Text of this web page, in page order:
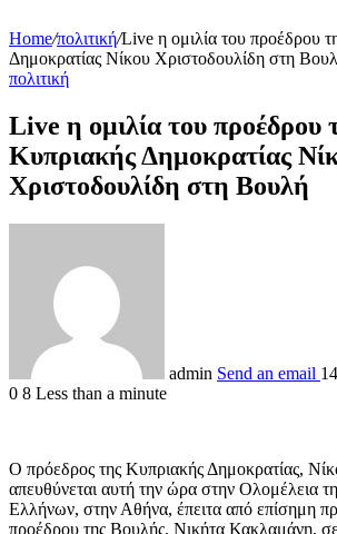
Home/πολιτική/Live η ομιλία του προέδρου
Δημοκρατίας Νίκου Χριστοδουλίδη στη
πολιτική
Live η ομιλία του προέδρου
Κυπριακής Δημοκρατίας
Χριστοδουλίδη στη Βουλή
admin Send an email
0 8 Less than a minute
Ο πρόεδρος της Κυπριακής Δημοκρατίας,
απευθύνεται αυτή την ώρα στην Ολομέλεια
Ελλήνων, στην Αθήνα, έπειτα από επίσημη
προέδρου της Βουλής, Νικήτα Κακλαμάνη,